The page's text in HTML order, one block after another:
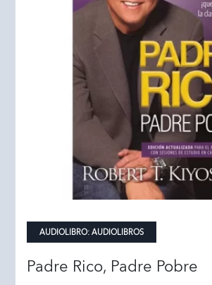
AUDIOLIBRO:AUDIOLIBROS
Padre Rico, Padre Pobre